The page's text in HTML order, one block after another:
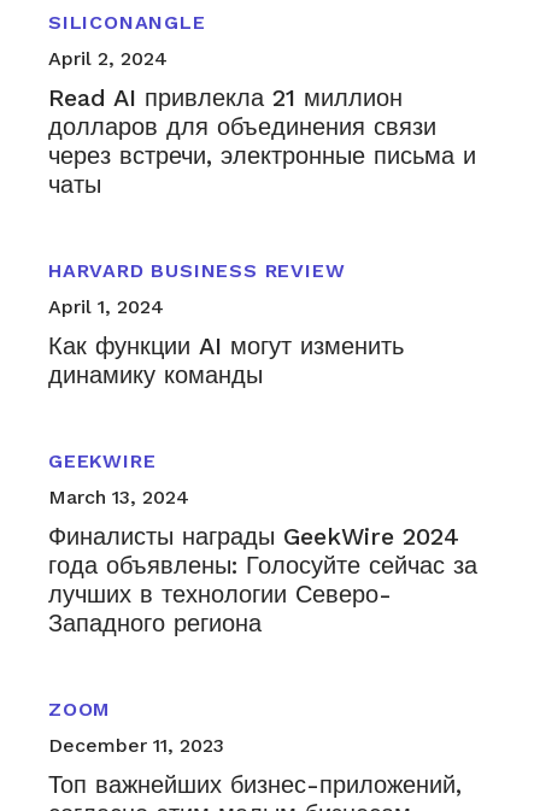
SILICONANGLE
April 2, 2024
Read AI привлекла 21 миллион
долларов для объединения связи
через встречи, электронные письма и
чаты
HARVARD BUSINESS REVIEW
April 1, 2024
Как функции AI могут изменить
динамику команды
GEEKWIRE
March 13, 2024
Финалисты награды GeekWire 2024
года объявлены: Голосуйте сейчас за
лучших в технологии Северо-
Западного региона
ZOOM
December 11, 2023
Топ важнейших бизнес-приложений,